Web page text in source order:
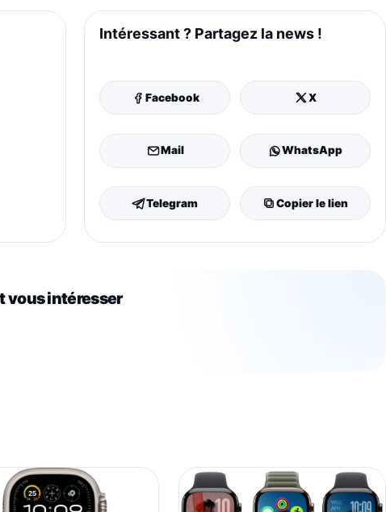
Intéressant ? Partagez la news !
Facebook X
Mail WhatsApp
Telegram Copier le lien
vous intéresser